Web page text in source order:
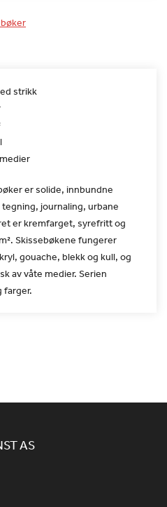
strikk
er solide, innbundne
journaling, urbane
er kremfarget, syrefritt og
Skissebøkene fungerer
gouache, blekk og kull, og
av våte medier. Serien
farger.
AS